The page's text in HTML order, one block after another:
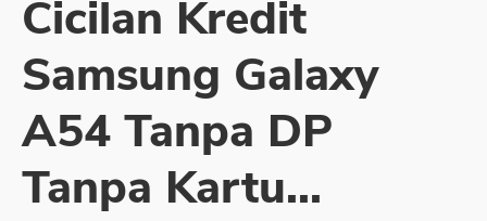
Sekuritas Saham
Bank Digital
Crypto
Assets Crypto
Exchange
Cicilan Kredit
Samsung Galaxy
A54 Tanpa DP
Tanpa Kartu...